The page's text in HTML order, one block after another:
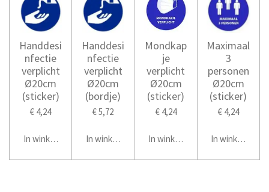
Handdesi
nfectie
verplicht
Ø20cm
(sticker)
€ 4,24
In winkelwagen
Handdesi
nfectie
verplicht
Ø20cm
(bordje)
€ 5,72
In winkelwagen
Mondkap
je
verplicht
Ø20cm
(sticker)
€ 4,24
In winkelwagen
Maximaal
3
personen
Ø20cm
(sticker)
€ 4,24
In winkelwagen